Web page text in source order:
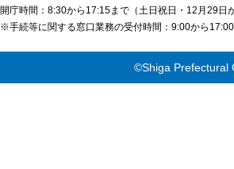
開庁時間：8:30から17:15まで（土日祝日・12月29日
※手続等に関する窓口業務の受付時間：9:00から
©Shiga Prefectural